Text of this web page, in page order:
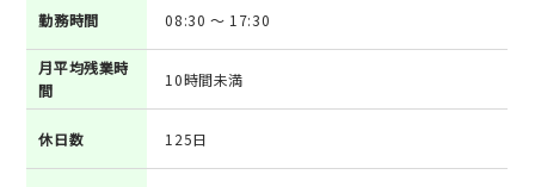
勤務時間 08:30 ～ 17:30
月平均残業時
間
10時間未満
休日数 125日